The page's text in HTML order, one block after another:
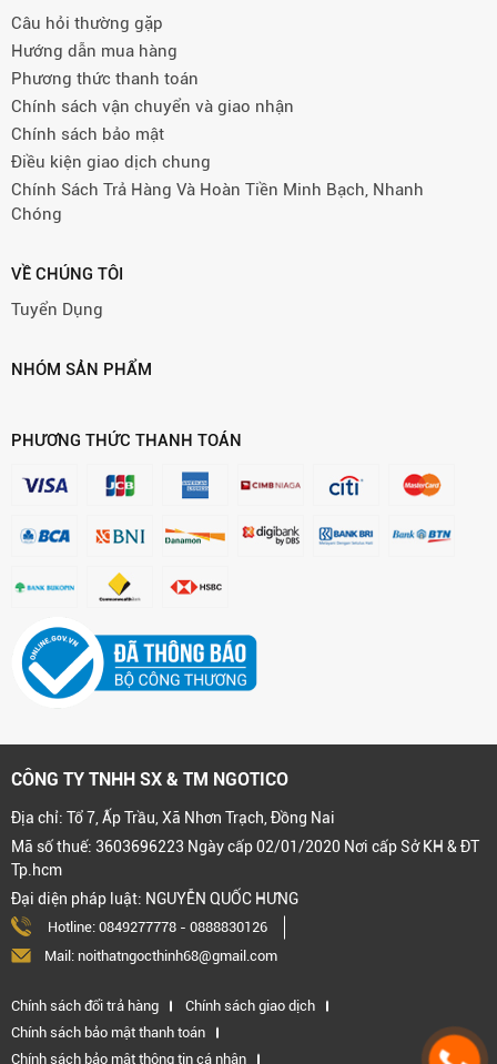
Câu hỏi thường gặp
Hướng dẫn mua hàng
Phương thức thanh toán
Chính sách vận chuyển và giao nhận
Chính sách bảo mật
Điều kiện giao dịch chung
Chính Sách Trả Hàng Và Hoàn Tiền Minh Bạch, Nhanh
Chóng
VỀ CHÚNG TÔI
Tuyển Dụng
NHÓM SẢN PHẨM
PHƯƠNG THỨC THANH TOÁN
CÔNG TY TNHH SX & TM NGOTICO
Địa chỉ: Tổ 7, Ấp Trầu, Xã Nhơn Trạch, Đồng Nai
Mã số thuế: 3603696223 Ngày cấp 02/01/2020 Nơi cấp Sở KH & ĐT
Tp.hcm
Đại diện pháp luật: NGUYỄN QUỐC HƯNG
Hotline: 0849277778 - 0888830126
Mail: noithatngocthinh68@gmail.com
Chính sách đổi trả hàng
Chính sách giao dịch
Chính sách bảo mật thanh toán
Chính sách bảo mật thông tin cá nhân